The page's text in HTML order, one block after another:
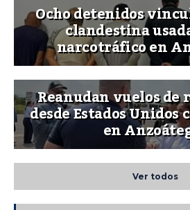
Ocho detenidos
clandestina
narcotráfico en
Reanudan vuelos
desde Estados
en
Ver todos